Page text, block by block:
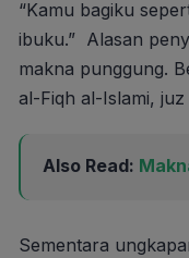
“Kamu bagiku
ibuku.” Alasan
makna punggung.
al-Fiqh al-Islami, juz
Also Read:
Sementara